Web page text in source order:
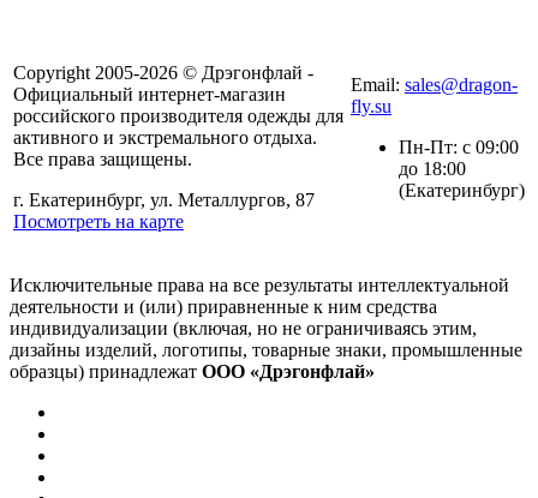
Copyright 2005-2026 © Дрэгонфлай -
Официальный интернет-магазин
российского производителя одежды для
активного и экстремального отдыха.
Все права защищены.
г. Екатеринбург, ул. Металлургов, 87
Посмотреть на карте
Email: sales@dragon-
fly.su
Пн-Пт: с 09:00
до 18:00
(Екатеринбург)
Исключительные права на все результаты интеллектуальной
деятельности и (или) приравненные к ним средства
индивидуализации (включая, но не ограничиваясь этим,
дизайны изделий, логотипы, товарные знаки, промышленные
образцы) принадлежат ООО «Дрэгонфлай»